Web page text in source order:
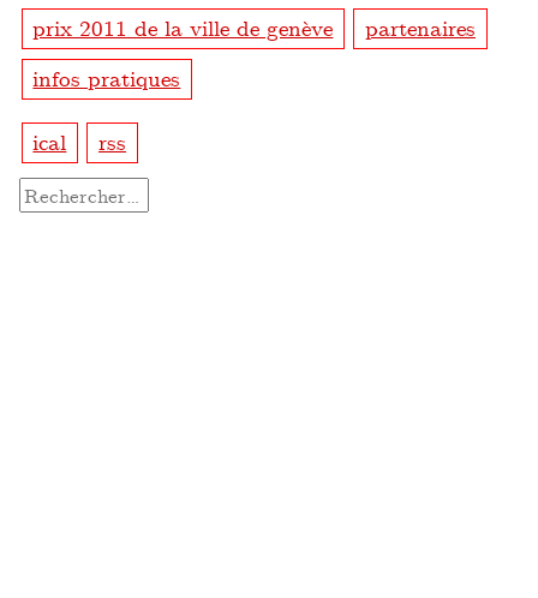
prix 2011 de la ville de genève
partenaires
infos pratiques
ical rss
Rechercher :